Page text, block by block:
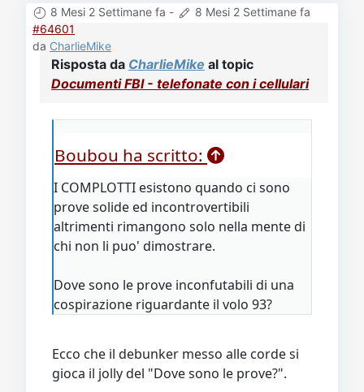
8 Mesi 2 Settimane fa -
8 Mesi 2 Settimane fa
#64601
da CharlieMike
Risposta da CharlieMike al topic
Documenti FBI - telefonate con i cellulari
Boubou ha scritto:
I COMPLOTTI esistono quando ci sono
prove solide ed incontrovertibili
altrimenti rimangono solo nella mente di
chi non li puo' dimostrare.
Dove sono le prove inconfutabili di una
cospirazione riguardante il volo 93?
Ecco che il debunker messo alle corde si
gioca il jolly del "Dove sono le prove?".